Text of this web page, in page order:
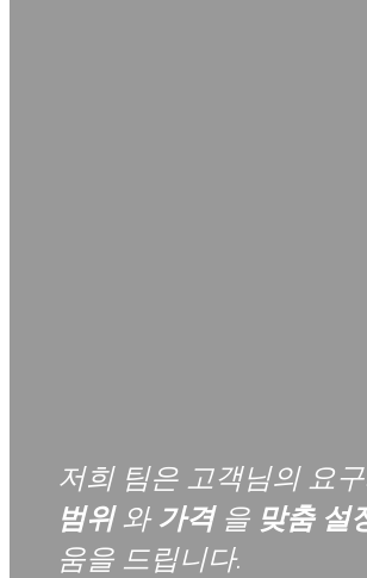
저희 팀은 고객님의 요
범위와가격을 맞춤 설
움을 드립니다.